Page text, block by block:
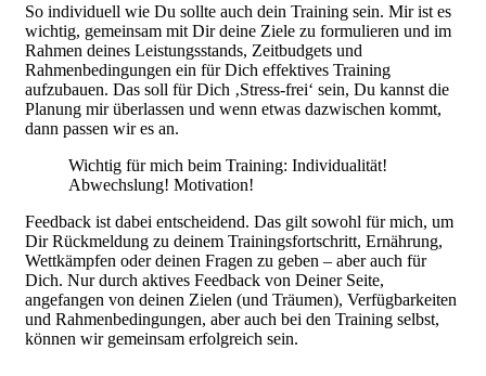
So individuell wie Du sollte auch dein Training sein. Mir ist es
wichtig, gemeinsam mit Dir deine Ziele zu formulieren und im
Rahmen deines Leistungsstands, Zeitbudgets und
Rahmenbedingungen ein für Dich effektives Training
aufzubauen. Das soll für Dich ‚Stress-frei‘ sein, Du kannst die
Planung mir überlassen und wenn etwas dazwischen kommt,
dann passen wir es an.
Wichtig für mich beim Training: Individualität!
Abwechslung! Motivation!
Feedback ist dabei entscheidend. Das gilt sowohl für mich, um
Dir Rückmeldung zu deinem Trainingsfortschritt, Ernährung,
Wettkämpfen oder deinen Fragen zu geben – aber auch für
Dich. Nur durch aktives Feedback von Deiner Seite,
angefangen von deinen Zielen (und Träumen), Verfügbarkeiten
und Rahmenbedingungen, aber auch bei den Training selbst,
können wir gemeinsam erfolgreich sein.